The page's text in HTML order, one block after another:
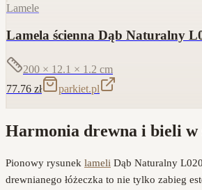
Lamele
Lamela ścienna Dąb Naturalny
200 × 12.1 × 1.2 cm
77.76 zł parkiet.pl
Harmonia drewna i bieli w
Pionowy rysunek lameli Dąb Naturalny
drewnianego łóżeczka to nie tylko zabieg